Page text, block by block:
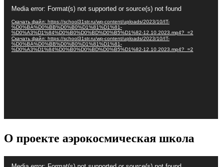
Media error: Format(s) not supported or source(s) not found
Скачать файл: https://school31str.ru/wp-content/uploads/2023/10/IT-
%D0%BA%D0%BB%D0%B0%D1%81%D1%81-
%D0%A3%D1%84%D0%B0%D0%BD%D0%B5%D1%82-12.10.2023.mp4?_=2
Скачать файл: https://school31str.ru/wp-content/uploads/2023/10/IT-
%D0%BA%D0%BB%D0%B0%D1%81%D1%81-
%D0%A3%D1%84%D0%B0%D0%BD%D0%B5%D1%82-12.10.2023.mp4?_=2
О проекте аэрокосмическая школа